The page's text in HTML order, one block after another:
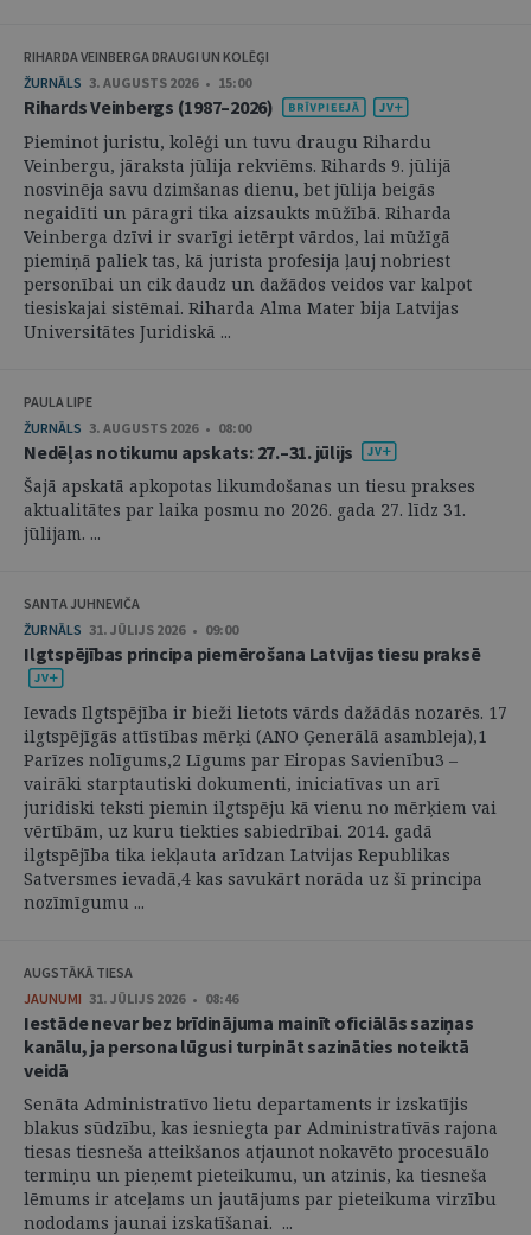
RIHARDA VEINBERGA DRAUGI UN KOLĒĢI
ŽURNĀLS 3. AUGUSTS 2026 • 15:00
Rihards Veinbergs (1987–2026)
Pieminot juristu, kolēģi un tuvu draugu Rihardu
Veinbergu, jāraksta jūlija rekviēms. Rihards 9. jūlijā
nosvinēja savu dzimšanas dienu, bet jūlija beigās
negaidīti un pāragri tika aizsaukts mūžībā. Riharda
Veinberga dzīvi ir svarīgi ietērpt vārdos, lai mūžīgā
piemiņā paliek tas, kā jurista profesija ļauj nobriest
personībai un cik daudz un dažādos veidos var kalpot
tiesiskajai sistēmai. Riharda Alma Mater bija Latvijas
Universitātes Juridiskā ...
PAULA LIPE
ŽURNĀLS 3. AUGUSTS 2026 • 08:00
Nedēļas notikumu apskats: 27.–31. jūlijs
Šajā apskatā apkopotas likumdošanas un tiesu prakses
aktualitātes par laika posmu no 2026. gada 27. līdz 31.
jūlijam. ...
SANTA JUHNEVIČA
ŽURNĀLS 31. JŪLIJS 2026 • 09:00
Ilgtspējības principa piemērošana Latvijas tiesu praksē
Ievads Ilgtspējība ir bieži lietots vārds dažādās nozarēs. 17
ilgtspējīgās attīstības mērķi (ANO Ģenerālā asambleja),1
Parīzes nolīgums,2 Līgums par Eiropas Savienību3 –
vairāki starptautiski dokumenti, iniciatīvas un arī
juridiski teksti piemin ilgtspēju kā vienu no mērķiem vai
vērtībām, uz kuru tiekties sabiedrībai. 2014. gadā
ilgtspējība tika iekļauta arīdzan Latvijas Republikas
Satversmes ievadā,4 kas savukārt norāda uz šī principa
nozīmīgumu ...
AUGSTĀKĀ TIESA
JAUNUMI 31. JŪLIJS 2026 • 08:46
Iestāde nevar bez brīdinājuma mainīt oficiālās saziņas
kanālu, ja persona lūgusi turpināt sazināties noteiktā
veidā
Senāta Administratīvo lietu departaments ir izskatījis
blakus sūdzību, kas iesniegta par Administratīvās rajona
tiesas tiesneša atteikšanos atjaunot nokavēto procesuālo
termiņu un pieņemt pieteikumu, un atzinis, ka tiesneša
lēmums ir atceļams un jautājums par pieteikuma virzību
nododams jaunai izskatīšanai. ...